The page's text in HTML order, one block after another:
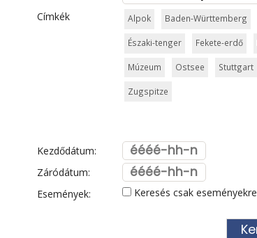
Címkék
Alpok Baden-Württemberg
Északi-tenger Fekete-erdő
Múzeum Ostsee Stuttgart
Zugspitze
Kezdődátum:
Záródátum:
Események:
Keresés csak eseményekre